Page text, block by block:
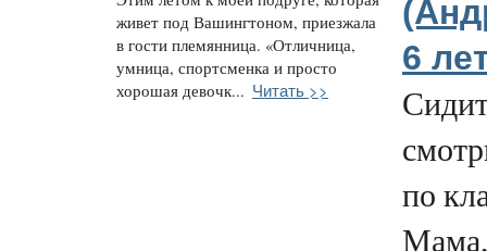
живет под Вашингтоном, приезжала
в гости племянница. «Отличница,
умница, спортсменка и просто
хорошая девочк... Читать >>
6
по